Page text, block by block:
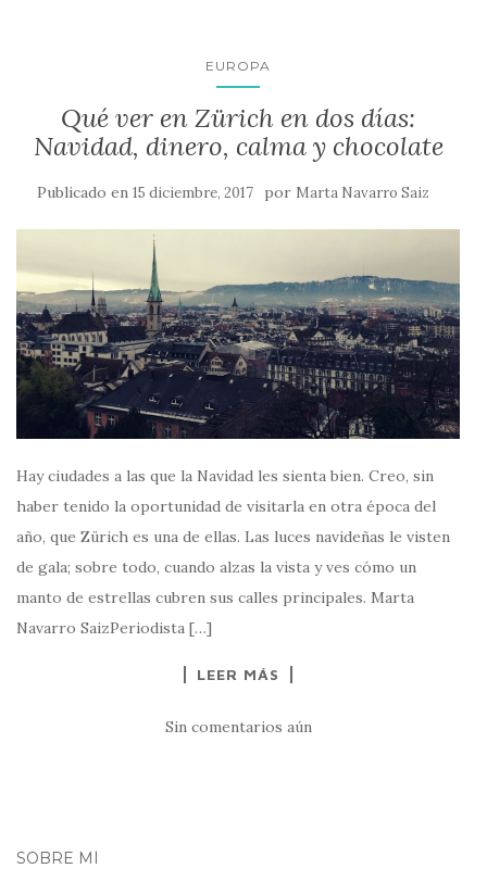
EUROPA
Qué ver en Zürich en dos días:
Navidad, dinero, calma y chocolate
Publicado en 15 diciembre, 2017 por Marta Navarro Saiz
Hay ciudades a las que la Navidad les sienta bien. Creo, sin
haber tenido la oportunidad de visitarla en otra época del
año, que Zürich es una de ellas. Las luces navideñas le visten
de gala; sobre todo, cuando alzas la vista y ves cómo un
manto de estrellas cubren sus calles principales. Marta
Navarro SaizPeriodista […]
LEER MÁS
Sin comentarios aún
SOBRE MÍ